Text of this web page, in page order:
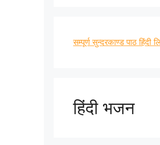
सम्पूर्ण सुन्दरकाण्ड पाठ हिंदी
हिंदी भजन